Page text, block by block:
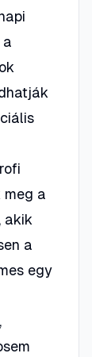
a
meg a
akik
a
egy